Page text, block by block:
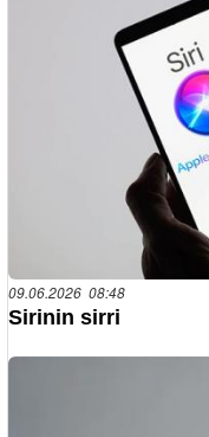
09.06.2026 08:48
Sirinin sirri